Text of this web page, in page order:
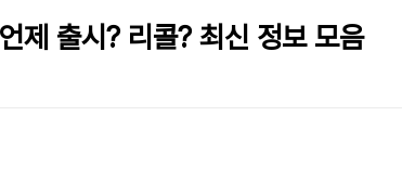
제 출시? 리콜? 최신 정보 모음